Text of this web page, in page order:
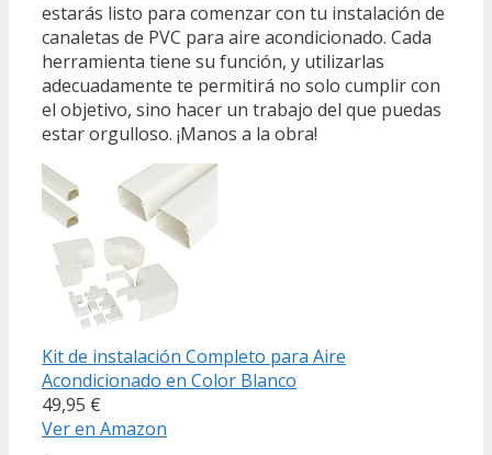
estarás listo para comenzar con tu instalación de
canaletas de PVC para aire acondicionado. Cada
herramienta tiene su función, y utilizarlas
adecuadamente te permitirá no solo cumplir con
el objetivo, sino hacer un trabajo del que puedas
estar orgulloso. ¡Manos a la obra!
Kit de instalación Completo para Aire
Acondicionado en Color Blanco
49,95 €
Ver en Amazon